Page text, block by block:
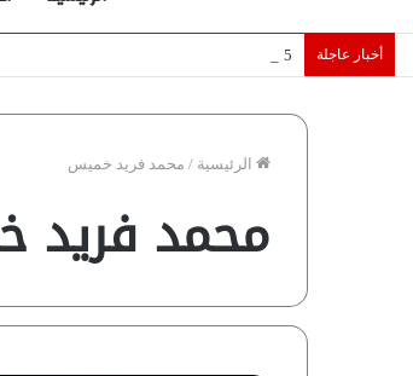
أخبار عاجلة 5 نجوم عرب يخطفون الأضواء بسوق الانتقالات الأوروبية 2026.. “رؤية” تكشف التفاصيل | إنفوجراف
الرئيسية / محمد فريد خميس
محمد